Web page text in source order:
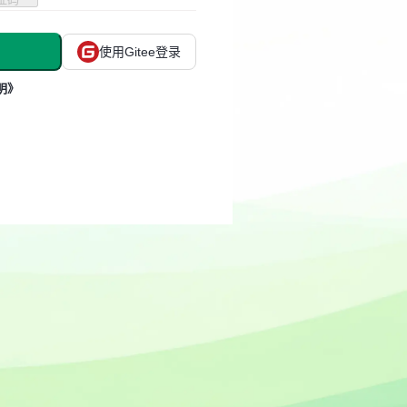
使用Gitee登录
》